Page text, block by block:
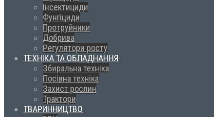
Інсектициди
Фунгіциди
Протруйники
Добрива
Регулятори росту
ТЕХНІКА ТА ОБЛАДНАННЯ
Збиральна техніка
Посівна техніка
Захист рослин
Трактори
ТВАРИННИЦТВО